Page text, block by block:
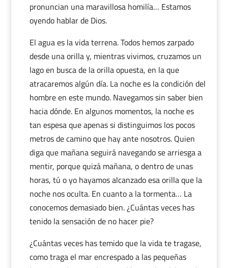
pronuncian una maravillosa homilía… Estamos
oyendo hablar de Dios.
El agua es la vida terrena. Todos hemos zarpado
desde una orilla y, mientras vivimos, cruzamos un
lago en busca de la orilla opuesta, en la que
atracaremos algún día. La noche es la condición del
hombre en este mundo. Navegamos sin saber bien
hacia dónde. En algunos momentos, la noche es
tan espesa que apenas si distinguimos los pocos
metros de camino que hay ante nosotros. Quien
diga que mañana seguirá navegando se arriesga a
mentir, porque quizá mañana, o dentro de unas
horas, tú o yo hayamos alcanzado esa orilla que la
noche nos oculta. En cuanto a la tormenta… La
conocemos demasiado bien. ¿Cuántas veces has
tenido la sensación de no hacer pie?
¿Cuántas veces has temido que la vida te tragase,
como traga el mar encrespado a las pequeñas